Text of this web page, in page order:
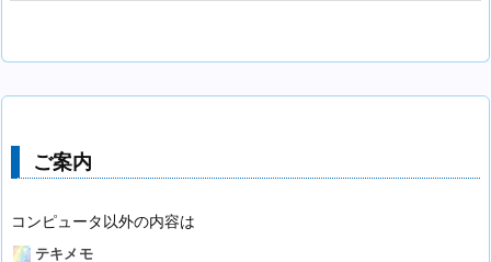
ご案内
コンピュータ以外の内容は